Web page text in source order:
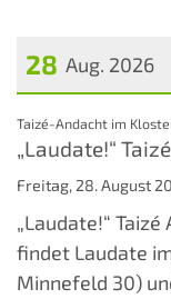
28 Aug. 2026
Datum: 28.
Taizé-Andacht im
„Laudate!“
Freitag, 28. August
„Laudate!“
findet Laudate
Minnefeld 30)